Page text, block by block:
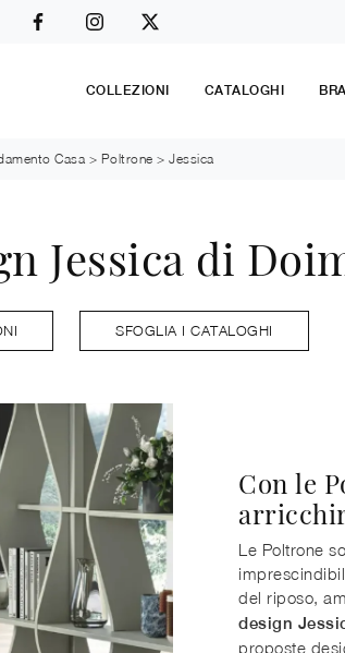
COLLEZIONI CATALOGHI
Casa > Poltrone > Jessica
Jessica di
SFOGLIA I CATALOGHI
Con le
Le Poltrone
del riposo,
design
proposte